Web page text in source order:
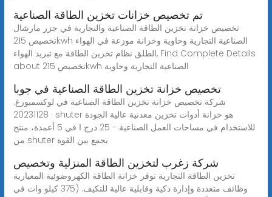
تم تخصيص خزانات تخزين الطاقة الصناعية
تخصيص خزانة تخزين الطاقة الصناعية والتجارية في جزر مارشال
تخصيص 215kwh الصناعية التجارية وحاوية وخزانة موزعة في الهواء
الطلق نظام تخزين الطاقة مع تبريد الهواء, Find Complete Details
about تخصيص 215kwh الصناعية التجارية وحاوية
تخصيص خزانة تخزين الطاقة الصناعية في جوبا
شركة تخصيص خزانة تخزين الطاقة الصناعية في لوكسمبورغ.
20231128 · shuter هو خزانة أدوات تخزين معدنية عالية الجودة
للاستخدام في مساحات العمل الصناعية - 25 درج ا في 5 أعمدة، منتج
من shuter يجمع بين القوة
شركة زغرب لتخزين الطاقة المنزلية وتخصيص
تخزين الطاقة التجارية توفر خزانة الطاقة الكهروضوئية المعيارية
وظائف متعددة وإدارة ذكية وقابلية عالية للتكيف. (375 كيلو وات في